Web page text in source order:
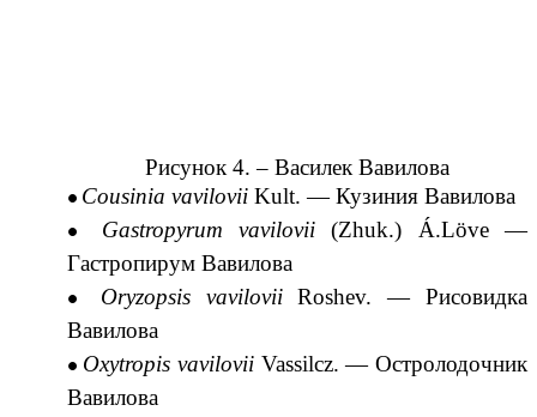
Рисунок 4. – Василек Вавилова
Cousinia vavilovii Kult. —Кузиния Вавилова
Gastropyrum vavilovii (Zhuk.) Á.Löve—
Гастропирум Вавилова
Oryzopsis vavilovii
Roshev. —Рисовидка
Вавилова
Oxytropis vavilovii Vassilcz. —Остролодочник
Вавилова